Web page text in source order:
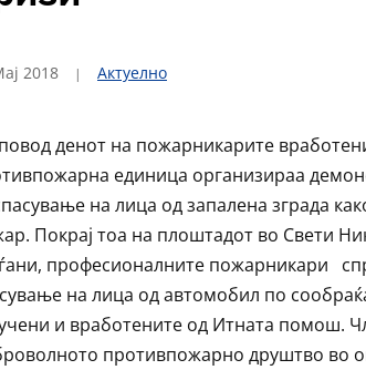
2018 Актуелно
денот на пожарникарите
единица организираа
на лица од запалена зграда
Покрај тоа на плоштадот во Свети
професионалните пожарникари
на лица од автомобил по
и вработените од Итната помош.
противпожарно друштво во